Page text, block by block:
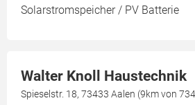
Solarstromspeicher / PV Batterie
Walter Knoll Haustechnik
Spieselstr. 18, 73433 Aalen (9km von